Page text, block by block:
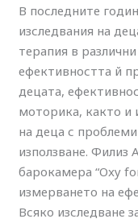
В последните
изследвания на
терапия в
ефективността й
децата,
моторика, както и
на деца с
използване. Филиз
барокамера “Oxy
измерването на
Всяко изследване